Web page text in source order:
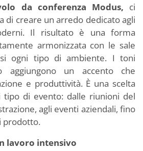
da conferenza Modus, ci
di creare un arredo dedicato agli
Il risultato è una forma
armonizzata con le sale
ogni tipo di ambiente. I toni
aggiungono un accento che
e produttività. È una scelta
tipo di evento: dalle riunioni del
agli eventi aziendali, fino
prodotto.
lavoro intensivo